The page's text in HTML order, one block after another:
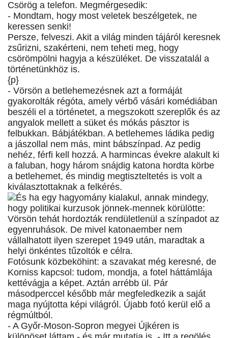
Csörög a telefon. Megmérgesedik:
- Mondtam, hogy most veletek beszélgetek, ne
keressen senki!
Persze, felveszi. Akit a világ minden tájáról keresnek
zsűrizni, szakérteni, nem teheti meg, hogy
csörömpölni hagyja a készüléket. De visszatalál a
történetünkhöz is.
{p}
- Vörsön a betlehemezésnek azt a formáját
gyakorolták régóta, amely vérbő vásári komédiában
beszéli el a történetet, a megszokott szereplők és az
angyalok mellett a süket és mókás pásztor is
felbukkan. Bábjátékban. A betlehemes ládika pedig
a jászollal nem más, mint bábszínpad. Az pedig
nehéz, férfi kell hozzá. A harmincas évekre alakult ki
a faluban, hogy három snájdig katona hordta körbe
a betlehemet, és mindig megtiszteltetés is volt a
kiválasztottaknak a felkérés.
És ha egy hagyomány kialakul, annak mindegy,
hogy politikai kurzusok jönnek-mennek körülötte:
Vörsön tehát hordozták rendületlenül a színpadot az
egyenruhások. De mivel katonaember nem
vállalhatott ilyen szerepet 1949 után, maradtak a
helyi önkéntes tűzoltók e célra.
Fotósunk közbeköhint: a szavakat még keresné, de
Korniss kapcsol: tudom, mondja, a fotel háttámlája
kettévágja a képet. Aztán arrébb ül. Pár
másodperccel később már megfeledkezik a saját
maga nyújtotta képi világról. Újabb fotó kerül elő a
régmúltból.
- A Győr-Moson-Sopron megyei Újkéren is